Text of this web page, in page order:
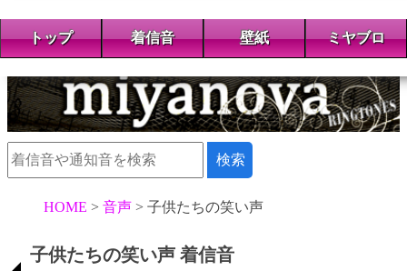
トップ 着信音 壁紙 ミヤブロ
HOME 音声 子供たちの笑い声
子供たちの笑い声 着信音